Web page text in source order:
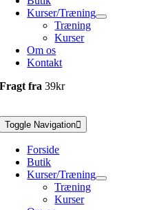
Kurser/Træning
Træning
Kurser
Om os
Kontakt
Fragt fra39kr
Toggle Navigation
Forside
Butik
Kurser/Træning
Træning
Kurser